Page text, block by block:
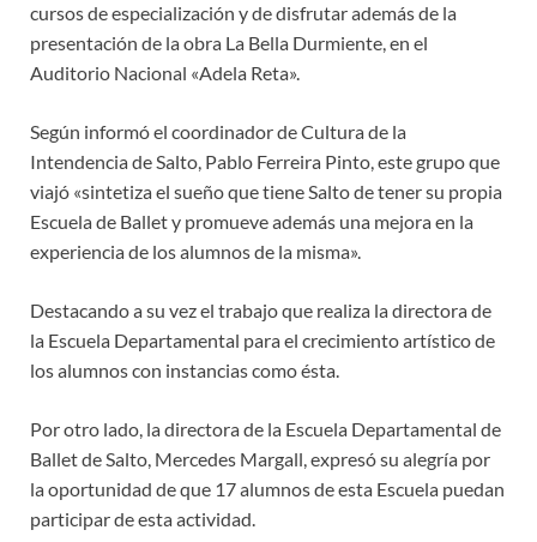
cursos de especialización y de disfrutar además de la
presentación de la obra La Bella Durmiente, en el
Auditorio Nacional «Adela Reta».
Según informó el coordinador de Cultura de la
Intendencia de Salto, Pablo Ferreira Pinto, este grupo que
viajó «sintetiza el sueño que tiene Salto de tener su propia
Escuela de Ballet y promueve además una mejora en la
experiencia de los alumnos de la misma».
Destacando a su vez el trabajo que realiza la directora de
la Escuela Departamental para el crecimiento artístico de
los alumnos con instancias como ésta.
Por otro lado, la directora de la Escuela Departamental de
Ballet de Salto, Mercedes Margall, expresó su alegría por
la oportunidad de que 17 alumnos de esta Escuela puedan
participar de esta actividad.